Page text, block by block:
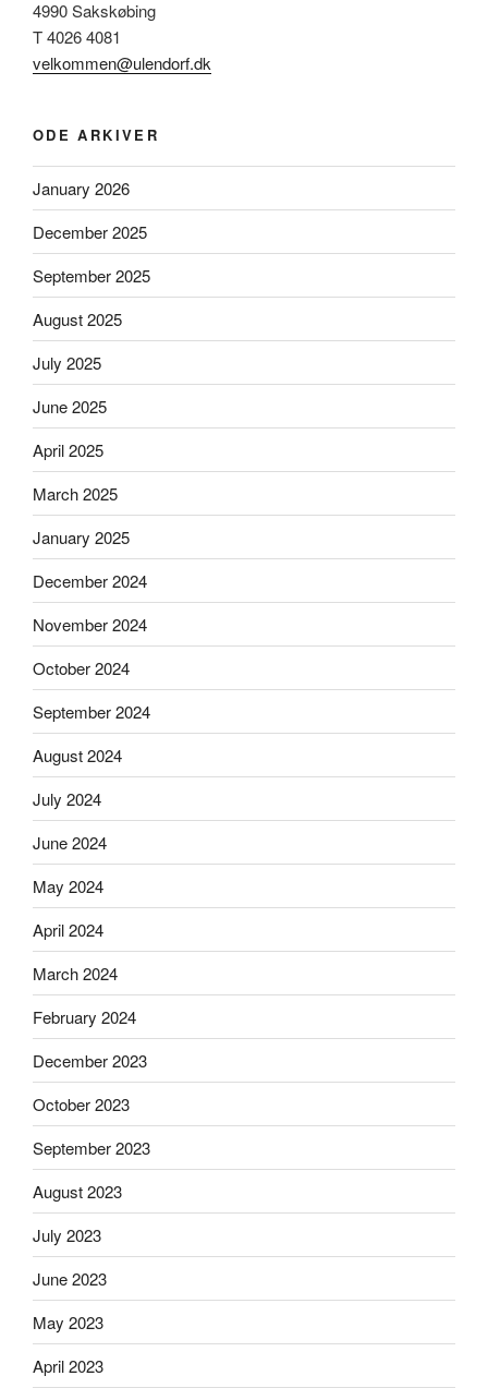
4990 Sakskøbing
T 4026 4081
velkommen@ulendorf.dk
ODE ARKIVER
January 2026
December 2025
September 2025
August 2025
July 2025
June 2025
April 2025
March 2025
January 2025
December 2024
November 2024
October 2024
September 2024
August 2024
July 2024
June 2024
May 2024
April 2024
March 2024
February 2024
December 2023
October 2023
September 2023
August 2023
July 2023
June 2023
May 2023
April 2023